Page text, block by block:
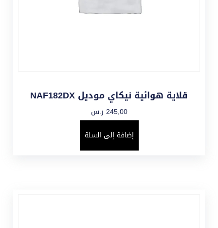
قلاية هوائية نيكاي موديل NAF182DX
245,00 ر.س
إضافة إلى السلة